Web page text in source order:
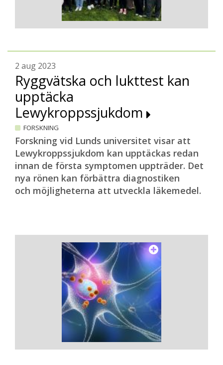
2 aug 2023
Ryggvätska och lukttest kan
upptäcka
Lewykroppssjukdom
FORSKNING
Forskning vid Lunds universitet visar att
Lewykroppssjukdom kan upptäckas redan
innan de första symptomen uppträder. Det
nya rönen kan förbättra diagnostiken
och möjligheterna att utveckla läkemedel.